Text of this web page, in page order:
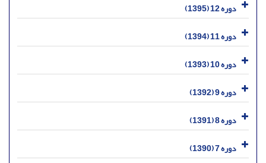
دوره 12 (1395)
دوره 11 (1394)
دوره 10 (1393)
دوره 9 (1392)
دوره 8 (1391)
دوره 7 (1390)